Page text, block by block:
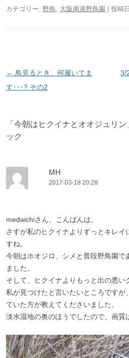
カテゴリー: 野鳥 大阪南港野鳥園 | 投稿
投
稿
ン
← 鳥見るとき、何履いてま
す･･･? その2
3/
「 今朝はヒクイナとオオジュリン
ック
MH
2017-03-18 20:28
medaichiさん、こんばんは。
さすが私のヒクイナよりずっとキレイ
すね。
今朝はホオジロ、シメと普段野鳥園で
ました。
そして、ヒクイナよりもっと出の悪い
私が見つけたと言いたいところですが
ていた方が教えてくださいました。
淡水湿地の奥のほうでしたので、画質